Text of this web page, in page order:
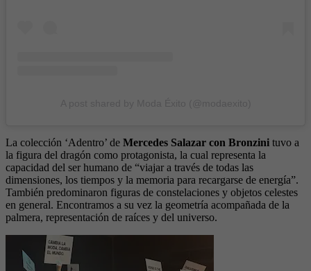
La colección ‘Adentro’ de Mercedes Salazar con Bronzini tuvo a
la figura del dragón como protagonista, la cual representa la
capacidad del ser humano de “viajar a través de todas las
dimensiones, los tiempos y la memoria para recargarse de energía”.
También predominaron figuras de constelaciones y objetos celestes
en general. Encontramos a su vez la geometría acompañada de la
palmera, representación de raíces y del universo.